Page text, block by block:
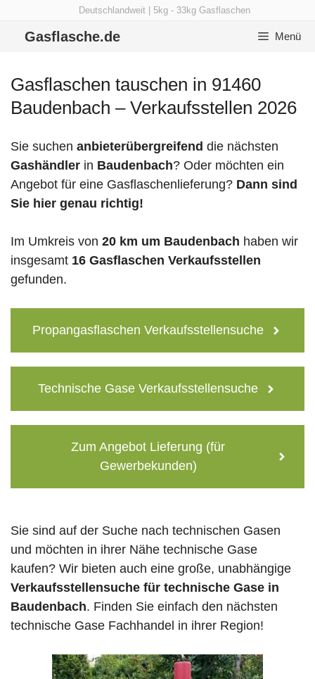
Deutschlandweit | 5kg - 33kg Gasflaschen
Gasflasche.de Menü
Gasflaschen tauschen in 91460
Baudenbach – Verkaufsstellen 2026
Sie suchen anbieterübergreifend die nächsten
Gashändler in Baudenbach? Oder möchten ein
Angebot für eine Gasflaschenlieferung? Dann sind
Sie hier genau richtig!
Im Umkreis von 20 km um Baudenbach haben wir
insgesamt 16 Gasflaschen Verkaufsstellen
gefunden.
Propangasflaschen Verkaufsstellensuche
Technische Gase Verkaufsstellensuche
Zum Angebot Lieferung (für
Gewerbekunden)
Sie sind auf der Suche nach technischen Gasen
und möchten in ihrer Nähe technische Gase
kaufen? Wir bieten auch eine große, unabhängige
Verkaufsstellensuche für technische Gase in
Baudenbach. Finden Sie einfach den nächsten
technische Gase Fachhandel in ihrer Region!